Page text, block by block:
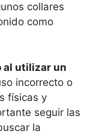
collares
como
al utilizar un
incorrecto o
físicas y
seguir las
la